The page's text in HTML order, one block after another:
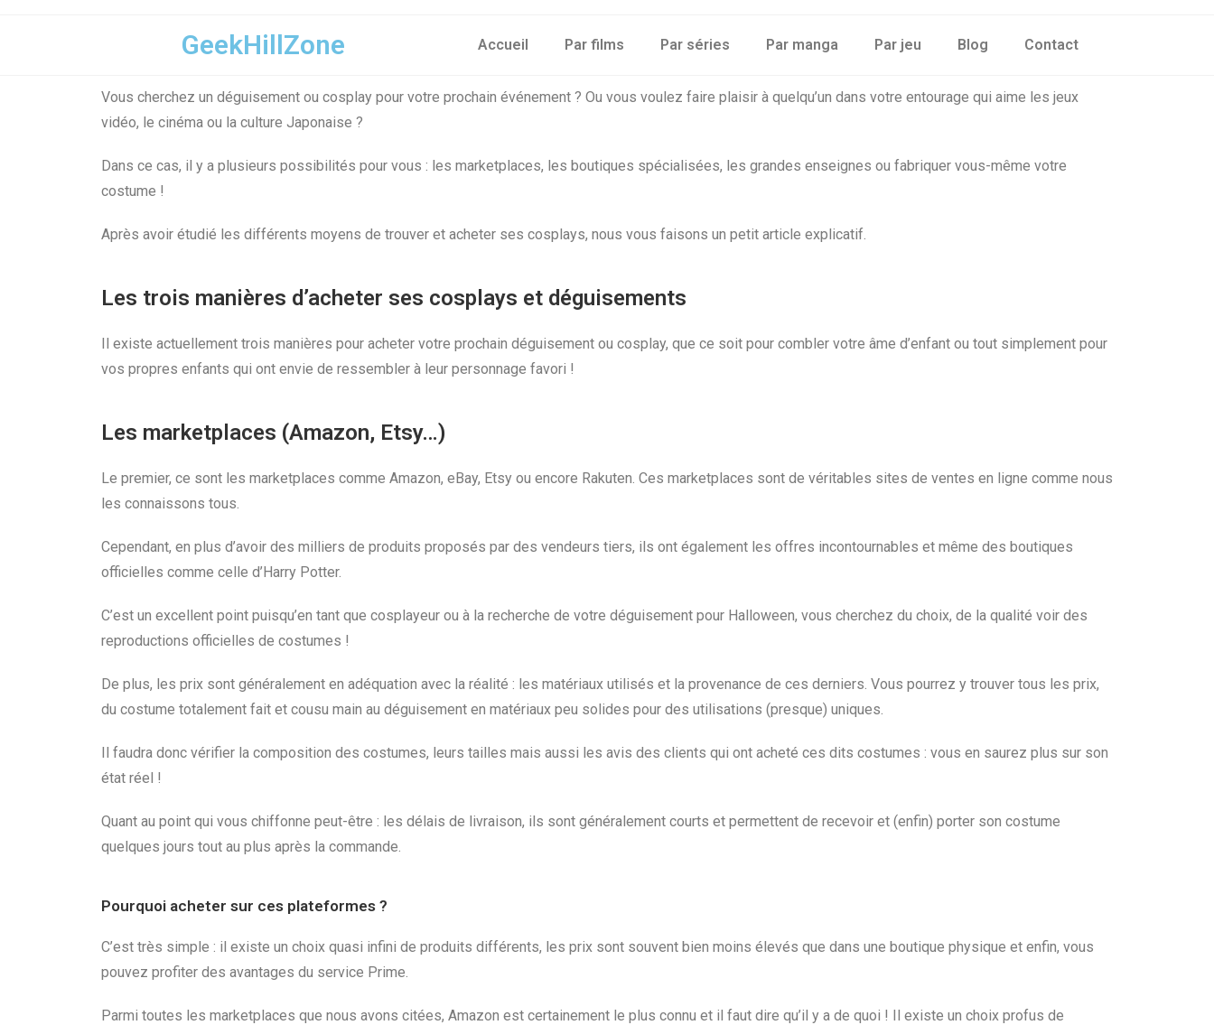
GeekHillZone Accueil Par films Par séries Par manga Par jeu Blog Contact
Vous cherchez un déguisement ou cosplay pour votre prochain événement ? Ou vous voulez faire plaisir à quelqu’un dans votre entourage qui aime les jeux
vidéo, le cinéma ou la culture Japonaise ?
Dans ce cas, il y a plusieurs possibilités pour vous : les marketplaces, les boutiques spécialisées, les grandes enseignes ou fabriquer vous-même votre
costume !
Après avoir étudié les différents moyens de trouver et acheter ses cosplays, nous vous faisons un petit article explicatif.
Les trois manières d’acheter ses cosplays et déguisements
Il existe actuellement trois manières pour acheter votre prochain déguisement ou cosplay, que ce soit pour combler votre âme d’enfant ou tout simplement pour
vos propres enfants qui ont envie de ressembler à leur personnage favori !
Les marketplaces (Amazon, Etsy…)
Le premier, ce sont les marketplaces comme Amazon, eBay, Etsy ou encore Rakuten. Ces marketplaces sont de véritables sites de ventes en ligne comme nous
les connaissons tous.
Cependant, en plus d’avoir des milliers de produits proposés par des vendeurs tiers, ils ont également les offres incontournables et même des boutiques
officielles comme celle d’Harry Potter.
C’est un excellent point puisqu’en tant que cosplayeur ou à la recherche de votre déguisement pour Halloween, vous cherchez du choix, de la qualité voir des
reproductions officielles de costumes !
De plus, les prix sont généralement en adéquation avec la réalité : les matériaux utilisés et la provenance de ces derniers. Vous pourrez y trouver tous les prix,
du costume totalement fait et cousu main au déguisement en matériaux peu solides pour des utilisations (presque) uniques.
Il faudra donc vérifier la composition des costumes, leurs tailles mais aussi les avis des clients qui ont acheté ces dits costumes : vous en saurez plus sur son
état réel !
Quant au point qui vous chiffonne peut-être : les délais de livraison, ils sont généralement courts et permettent de recevoir et (enfin) porter son costume
quelques jours tout au plus après la commande.
Pourquoi acheter sur ces plateformes ?
C’est très simple : il existe un choix quasi infini de produits différents, les prix sont souvent bien moins élevés que dans une boutique physique et enfin, vous
pouvez profiter des avantages du service Prime.
Parmi toutes les marketplaces que nous avons citées, Amazon est certainement le plus connu et il faut dire qu’il y a de quoi ! Il existe un choix profus de